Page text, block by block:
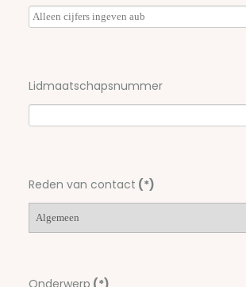
Lidmaatschapsnummer
Reden van contact (*)
Onderwerp (*)